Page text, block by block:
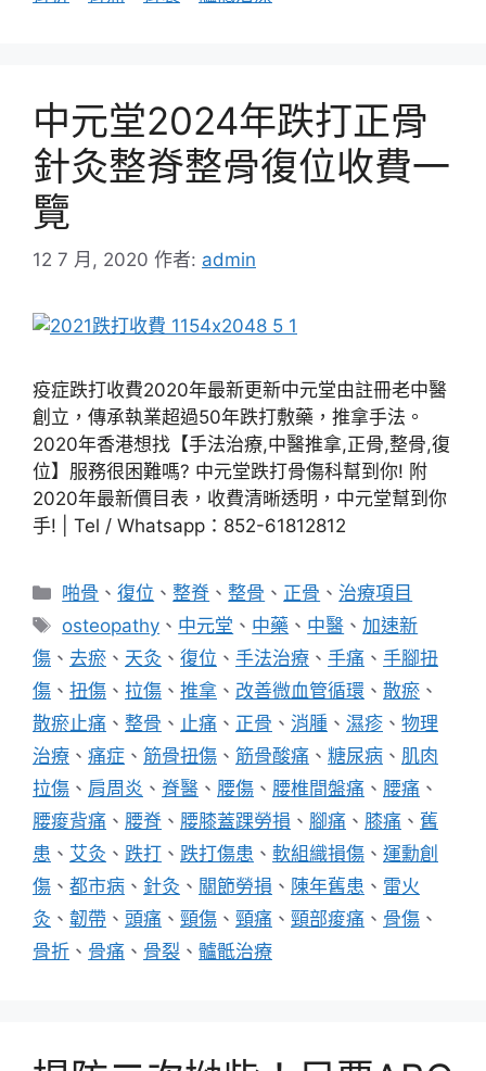
中元堂2024年跌打正骨
針灸整脊整骨復位收費一
覽
12 7 月, 2020 作者: admin
疫症跌打收費2020年最新更新中元堂由註冊老中醫
創立，傳承執業超過50年跌打敷藥，推拿手法。
2020年香港想找【手法治療,中醫推拿,正骨,整骨,復
位】服務很困難嗎? 中元堂跌打骨傷科幫到你! 附
2020年最新價目表，收費清晰透明，中元堂幫到你
手! | Tel / Whatsapp：852-61812812
分
類
啪骨 、復位 、整脊 、整骨 、 正骨 、 治療項目
標
籤
osteopathy 、 中元堂 、 中藥 、 中醫 、加速新
傷 、 去瘀 、 天灸 、 復位 、 手法治療 、 手痛 、 手腳扭
傷 、 扭傷 、 拉傷 、 推拿 、 改善微血管循環 、 散瘀 、
散瘀止痛 、 整骨 、 止痛 、 正骨 、 消腫 、 濕疹 、 物理
治療 、 痛症 、 筋骨扭傷 、 筋骨酸痛 、 糖尿病 、 肌肉
拉傷 、 肩周炎 、 脊醫 、 腰傷 、 腰椎間盤痛 、 腰痛 、
腰痠背痛 、 腰脊 、 腰膝蓋踝勞損 、 腳痛 、 膝痛 、 舊
患 、 艾灸 、 跌打 、 跌打傷患 、 軟組織損傷 、 運勳創
傷 、 都市病 、 針灸 、 關節勞損 、 陳年舊患 、 雷火
灸 、 韌帶 、 頭痛 、 頸傷 、 頸痛 、 頸部痠痛 、 骨傷 、
骨折 、 骨痛 、 骨裂 、 髗骶治療